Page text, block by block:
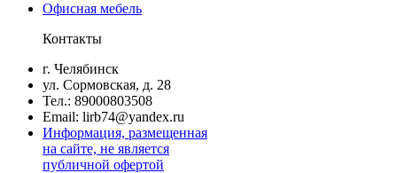
Офисная мебель
Контакты
г. Челябинск
ул. Сормовская, д. 28
Тел.: 89000803508
Email: lirb74@yandex.ru
Информация, размещенная
на сайте, не является
публичной офертой